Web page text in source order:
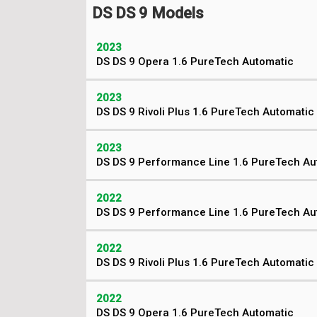
DS DS 9 Models
2023
DS DS 9 Opera 1.6 PureTech Automatic
2023
DS DS 9 Rivoli Plus 1.6 PureTech Automatic
2023
DS DS 9 Performance Line 1.6 PureTech
2022
DS DS 9 Performance Line 1.6 PureTech
2022
DS DS 9 Rivoli Plus 1.6 PureTech Automatic
2022
DS DS 9 Opera 1.6 PureTech Automatic